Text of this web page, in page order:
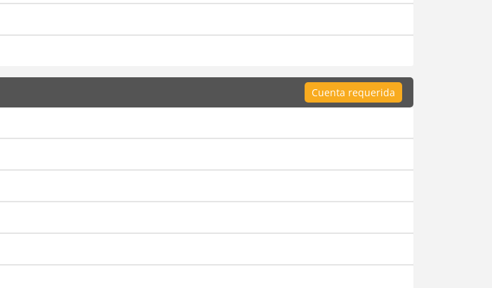
Cuenta requerida